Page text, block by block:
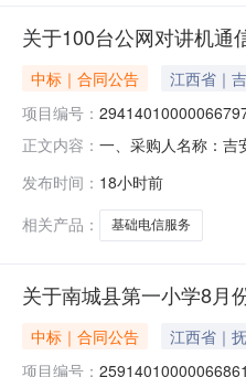
关于100台公网对讲机通
中标｜合同公告 江西省｜
项目编号：
正文内容： 一、采购人名称：吉
七、其它事项：无
发布时间： 18小时前
相关产品：
基础电信服务
关于南城县第一小学8月
中标｜合同公告 江西省｜
项目编号：